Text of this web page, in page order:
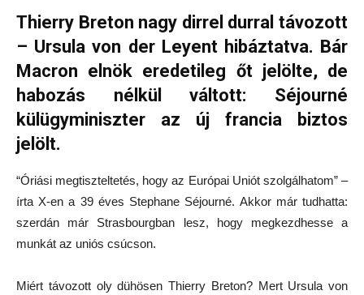
Thierry Breton nagy dirrel durral távozott
– Ursula von der Leyent hibáztatva. Bár
Macron elnök eredetileg őt jelölte, de
habozás nélkül váltott: Séjourné
külügyminiszter az új francia biztos
jelölt.
“Óriási megtiszteltetés, hogy az Európai Uniót szolgálhatom” –
írta X-en a 39 éves Stephane Séjourné. Akkor már tudhatta:
szerdán már Strasbourgban lesz, hogy megkezdhesse a
munkát az uniós csúcson.
Miért távozott oly dühösen Thierry Breton? Mert Ursula von